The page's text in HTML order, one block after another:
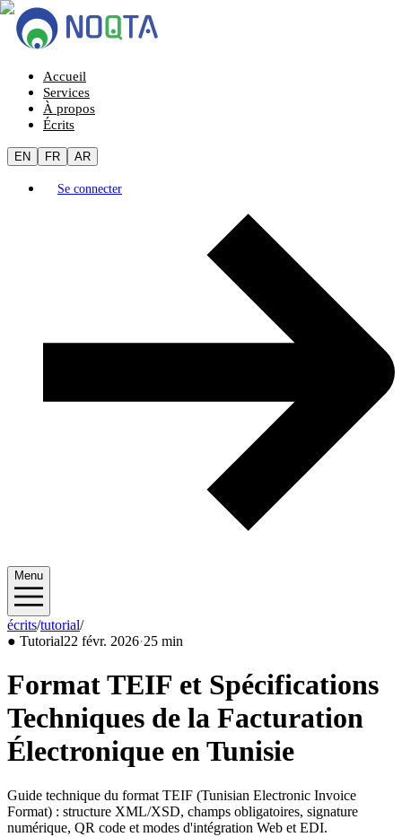
Accueil
Services
À propos
Écrits
EN FR AR
Se connecter
Menu
écrits/tutorial/2026/02
● Tutorial22 févr. 2026·25 min
Format TEIF et Spécifications
Techniques de la Facturation
Électronique en Tunisie
Guide technique du format TEIF (Tunisian Electronic Invoice
Format) : structure XML/XSD, champs obligatoires, signature
numérique, QR code et modes d'intégration Web et EDI.